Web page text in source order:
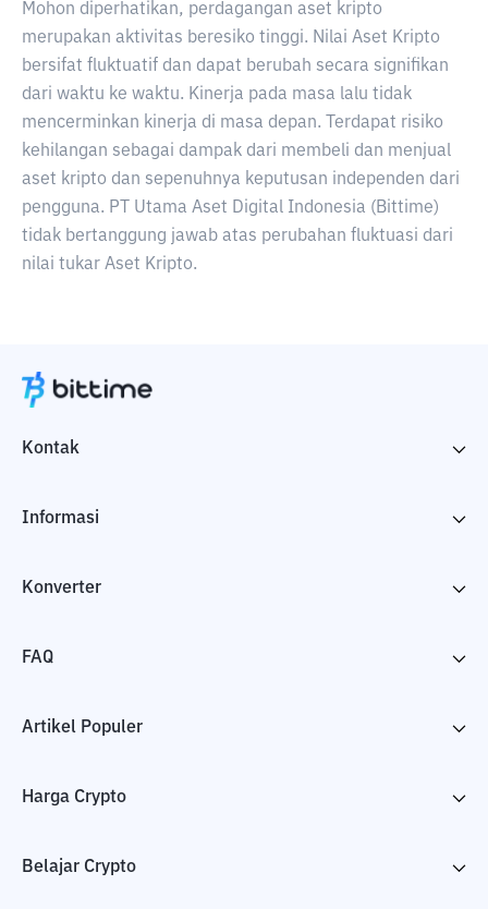
Mohon diperhatikan, perdagangan aset kripto
merupakan aktivitas beresiko tinggi. Nilai Aset Kripto
bersifat fluktuatif dan dapat berubah secara signifikan
dari waktu ke waktu. Kinerja pada masa lalu tidak
mencerminkan kinerja di masa depan. Terdapat risiko
kehilangan sebagai dampak dari membeli dan menjual
aset kripto dan sepenuhnya keputusan independen dari
pengguna. PT Utama Aset Digital Indonesia (Bittime)
tidak bertanggung jawab atas perubahan fluktuasi dari
nilai tukar Aset Kripto.
Kontak
Informasi
Konverter
FAQ
Artikel Populer
Harga Crypto
Belajar Crypto